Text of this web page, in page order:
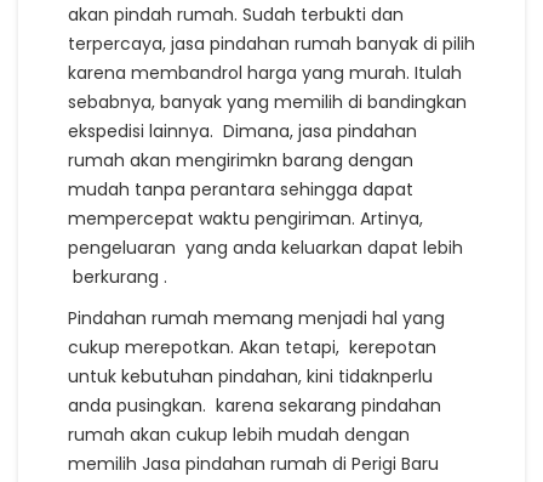
akan pindah rumah. Sudah terbukti dan
terpercaya, jasa pindahan rumah banyak di pilih
karena membandrol harga yang murah. Itulah
sebabnya, banyak yang memilih di bandingkan
ekspedisi lainnya. Dimana, jasa pindahan
rumah akan mengirimkn barang dengan
mudah tanpa perantara sehingga dapat
mempercepat waktu pengiriman. Artinya,
pengeluaran yang anda keluarkan dapat lebih
berkurang .
Pindahan rumah memang menjadi hal yang
cukup merepotkan. Akan tetapi, kerepotan
untuk kebutuhan pindahan, kini tidaknperlu
anda pusingkan. karena sekarang pindahan
rumah akan cukup lebih mudah dengan
memilih Jasa pindahan rumah di Perigi Baru